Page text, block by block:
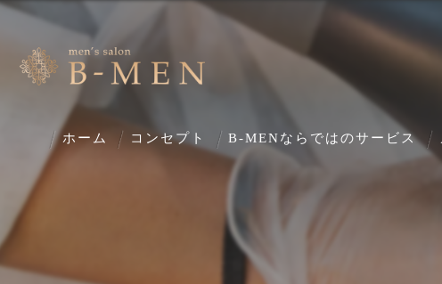
ホーム コンセプト B-MENならではのサービス